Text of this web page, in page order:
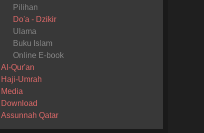
Pilihan
Do'a - Dzikir
Ulama
Buku Islam
Online E-book
Al-Qur'an
Haji-Umrah
Media
Download
Assunnah Qatar